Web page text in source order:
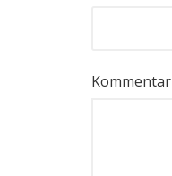
Kommentar